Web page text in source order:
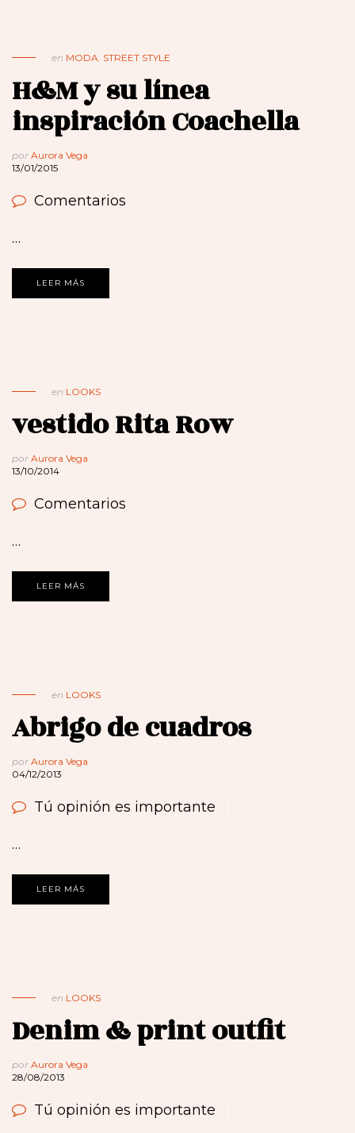
en MODA, STREET STYLE
H&M y su línea
inspiración Coachella
por Aurora Vega
13/01/2015
Comentarios
…
LEER MÁS
en LOOKS
vestido Rita Row
por Aurora Vega
13/10/2014
Comentarios
…
LEER MÁS
en LOOKS
Abrigo de cuadros
por Aurora Vega
04/12/2013
Tú opinión es importante
…
LEER MÁS
en LOOKS
Denim & print outfit
por Aurora Vega
28/08/2013
Tú opinión es importante